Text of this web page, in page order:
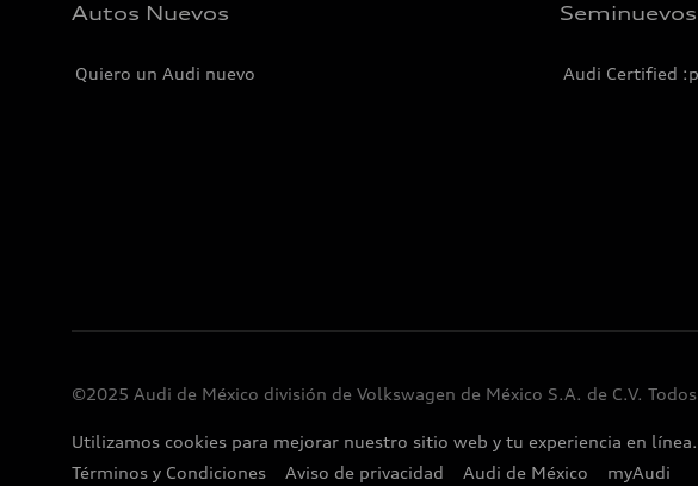
Autos Nuevos
Quiero un Audi nuevo
Seminuevos
Audi Certified
©2025 Audi de México división de Volkswagen de México S.A. de C.V.
Utilizamos cookies para mejorar nuestro sitio web y tu experiencia en
Términos y Condiciones
Aviso de privacidad Audi de México myAudi